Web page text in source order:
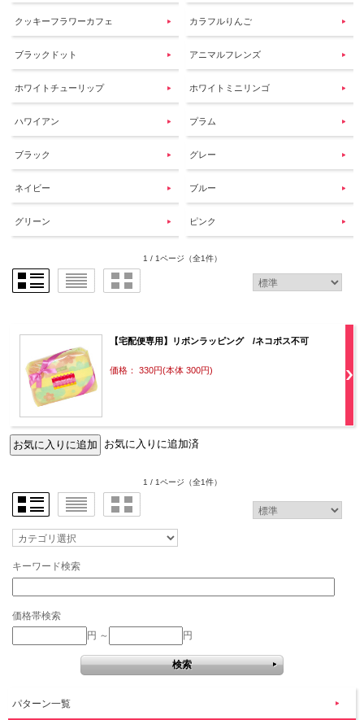
クッキーフラワーカフェ
ブラックドット
ホワイトチューリップ
ハワイアン
ブラック
ネイビー
グリーン
カラフルりんご
アニマルフレンズ
ホワイトミニリンゴ
プラム
グレー
ブルー
ピンク
1 / 1ページ （全1件）
【宅配便専用】リボンラッピング /ネコポス不可
価格： 330円(本体 300円)
お気に入りに追加済
1 / 1ページ （全1件）
キーワード検索
価格帯検索
円 ～
円
パターン一覧